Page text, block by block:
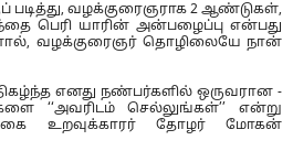
படித்து, வழக்குரைஞராக 2 ஆண்டுகள்,
பெரி யாரின் அன்பழைப்பு என்பது
வழக்குரைஞர் தொழிலையே நான்
எனது நண்பர்களில் ஒருவரான -
‘‘அவரிடம் செல்லுங்கள்’’ என்று
உறவுக்காரர் தோழர் மோகன்